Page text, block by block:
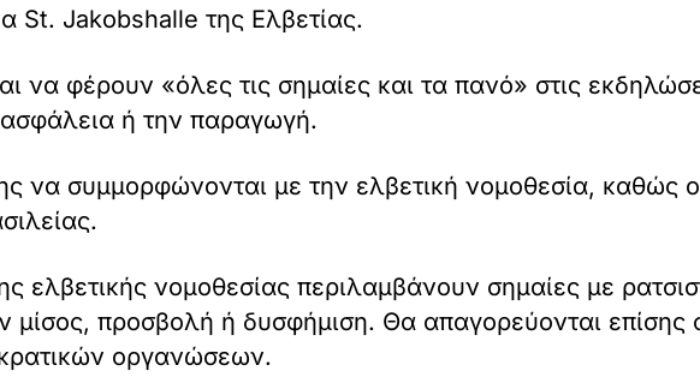
St. Jakobshalle της Ελβετίας.
να φέρουν «όλες τις σημαίες και τα πανό» στις
ή την παραγωγή.
να συμμορφώνονται με την ελβετική νομοθεσία, καθώς
ελβετικής νομοθεσίας περιλαμβάνουν σημαίες με
μίσος, προσβολή ή δυσφήμιση. Θα απαγορεύονται επίσης
οργανώσεων.